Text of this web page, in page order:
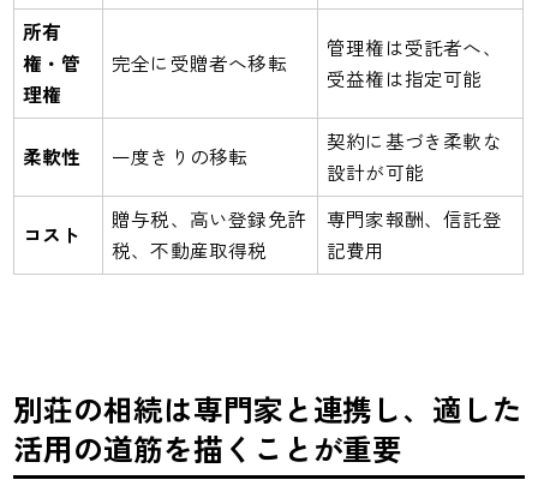
所有
権・管
理権
完全に受贈者へ移転
管理権は受託者へ、
受益権は指定可能
柔軟性 一度きりの移転
契約に基づき柔軟な
設計が可能
コスト
贈与税、高い登録免許
税、不動産取得税
専門家報酬、信託登
記費用
別荘の相続は専門家と連携し、適した
活用の道筋を描くことが重要